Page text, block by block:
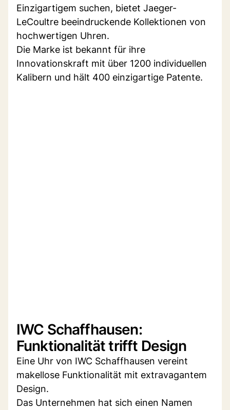
Einzigartigem suchen, bietet Jaeger-
LeCoultre beeindruckende Kollektionen von
hochwertigen Uhren.
Die Marke ist bekannt für ihre
Innovationskraft mit über 1200 individuellen
Kalibern und hält 400 einzigartige Patente.
IWC Schaffhausen:
Funktionalität trifft Design
Eine Uhr von IWC Schaffhausen vereint
makellose Funktionalität mit extravagantem
Design.
Das Unternehmen hat sich einen Namen